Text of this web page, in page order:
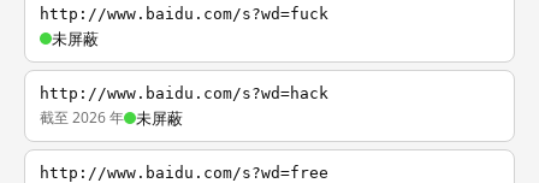
http://www.baidu.com/s?wd=fuck
未屏蔽
http://www.baidu.com/s?wd=hack
截至 2026 年 未屏蔽
http://www.baidu.com/s?wd=free